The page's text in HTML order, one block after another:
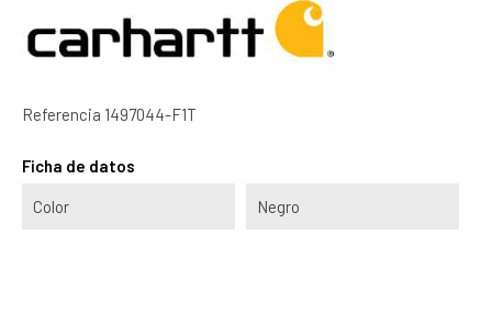
Referencia 1497044-F1T
Ficha de datos
Color Negro